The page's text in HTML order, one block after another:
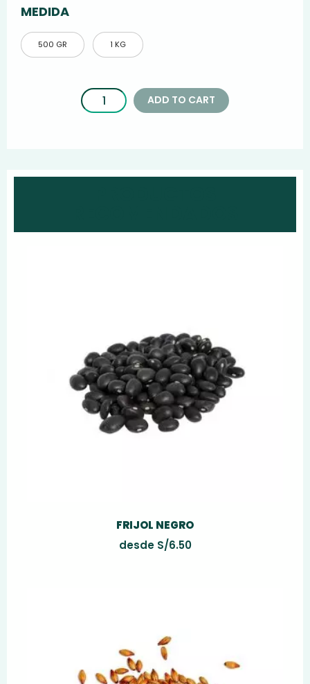
MEDIDA
500 GR 1 KG
ADD TO CART
FRIJOL NEGRO
desde S/6.50